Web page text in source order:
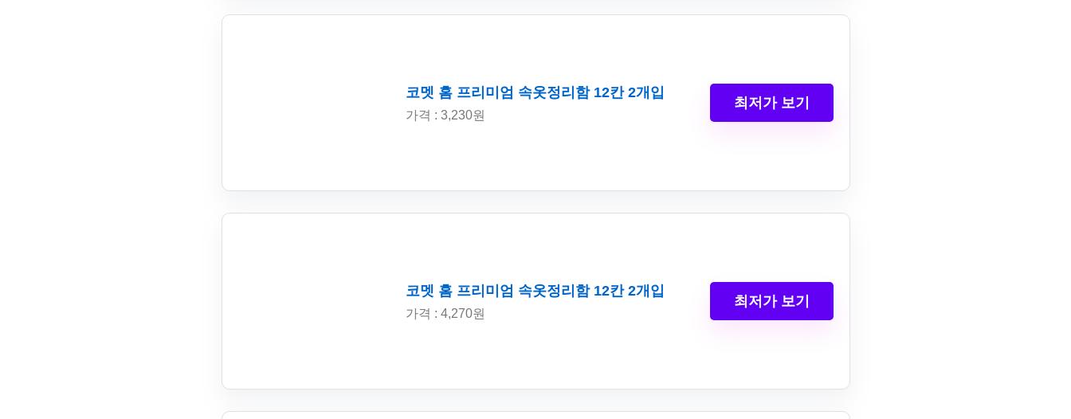
코멧 홈 프리미엄 속옷정리함 12칸 2개입
가격 : 3,230원
최저가 보기
코멧 홈 프리미엄 속옷정리함 12칸 2개입
가격 : 4,270원
최저가 보기